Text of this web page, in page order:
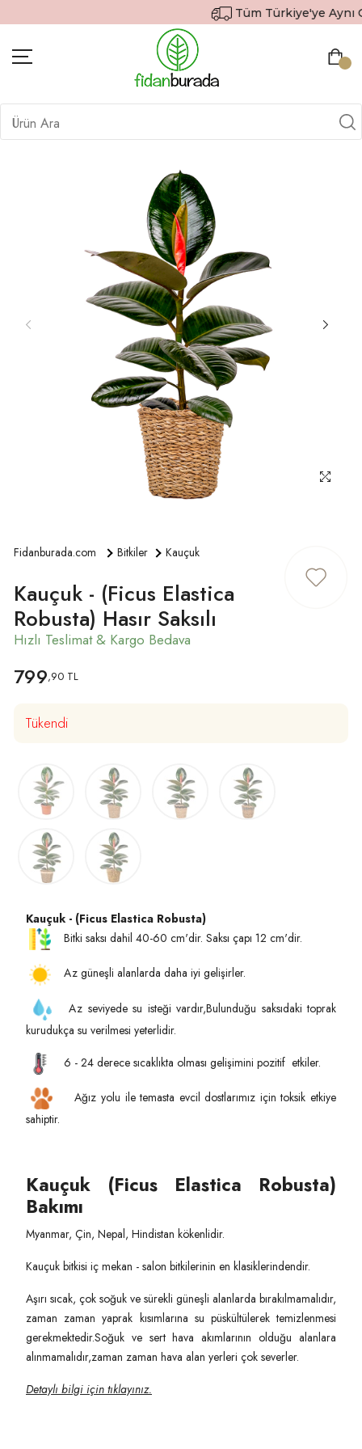
Tüm Türkiye'ye Aynı
BITKILER
İÇ MEKAN BITKILERI
DEKORATIF SAKSILI BITKILER
DIŞ MEKAN BITKILERI
HEDIYE GÖNDER
TOPRAK & GÜBRE
SIPARIŞ TAKIP
ÜYE GIRIŞ
Fidanburada.com Bitkiler Kauçuk
Kauçuk - (Ficus Elastica
Robusta) Hasır Saksılı
799,90 TL
Tükendi
Kauçuk - (Ficus Elastica Robusta)
Bitki saksı dahil 40-60 cm'dir. Saksı çapı 12 cm'dir.
Az güneşli alanlarda daha iyi gelişirler.
Az seviyede su isteği vardır,Bulunduğu saksıdaki toprak
kurudukça su verilmesi yeterlidir.
6 - 24 derece sıcaklıkta olması gelişimini pozitif etkiler.
Ağız yolu ile temasta evcil dostlarımız için toksik etkiye
sahiptir.
Kauçuk (Ficus Elastica Robusta)
Bakımı
Myanmar, Çin, Nepal, Hindistan kökenlidir.
Kauçuk bitkisi iç mekan - salon bitkilerinin en klasiklerindendir.
Aşırı sıcak, çok soğuk ve sürekli güneşli alanlarda bırakılmamalıdır,
zaman zaman yaprak kısımlarına su püskültülerek temizlenmesi
gerekmektedir.Soğuk ve sert hava akımlarının olduğu alanlara
alınmamalıdır,zaman zaman hava alan yerleri çok severler.
Detaylı bilgi için tıklayınız.